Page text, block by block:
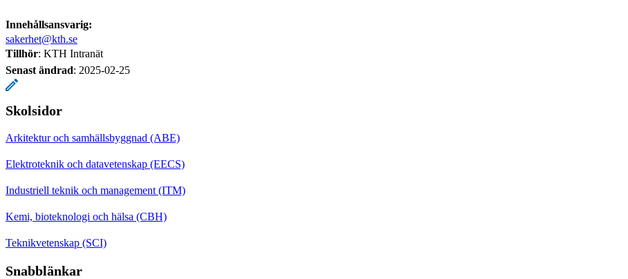
Innehållsansvarig:
sakerhet@kth.se
Tillhör: KTH Intranät
Senast ändrad: 2025-02-25
Skolsidor
Arkitektur och samhällsbyggnad (ABE)
Elektroteknik och datavetenskap (EECS)
Industriell teknik och management (ITM)
Kemi, bioteknologi och hälsa (CBH)
Teknikvetenskap (SCI)
Snabblänkar